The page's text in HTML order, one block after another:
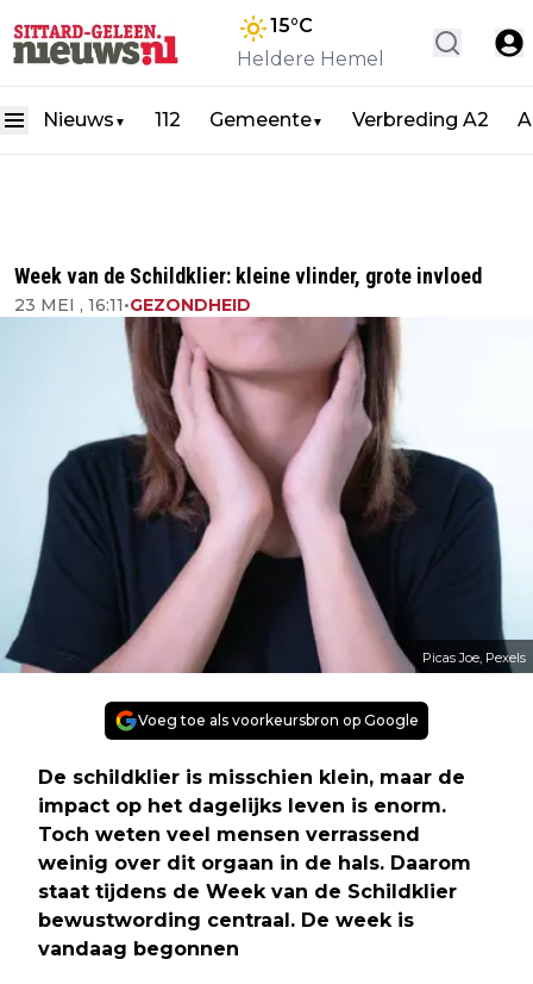
15°C
Heldere Hemel
Nieuws ▼ 112 Gemeente▼ Verbreding A2
Week van de Schildklier: kleine vlinder, grote invloed
23 MEI , 16:11•GEZONDHEID
Picas Joe, Pexels
Voeg toe als voorkeursbron op Google
De schildklier is misschien klein, maar de
impact op het dagelijks leven is enorm.
Toch weten veel mensen verrassend
weinig over dit orgaan in de hals. Daarom
staat tijdens de Week van de Schildklier
bewustwording centraal. De week is
vandaag begonnen